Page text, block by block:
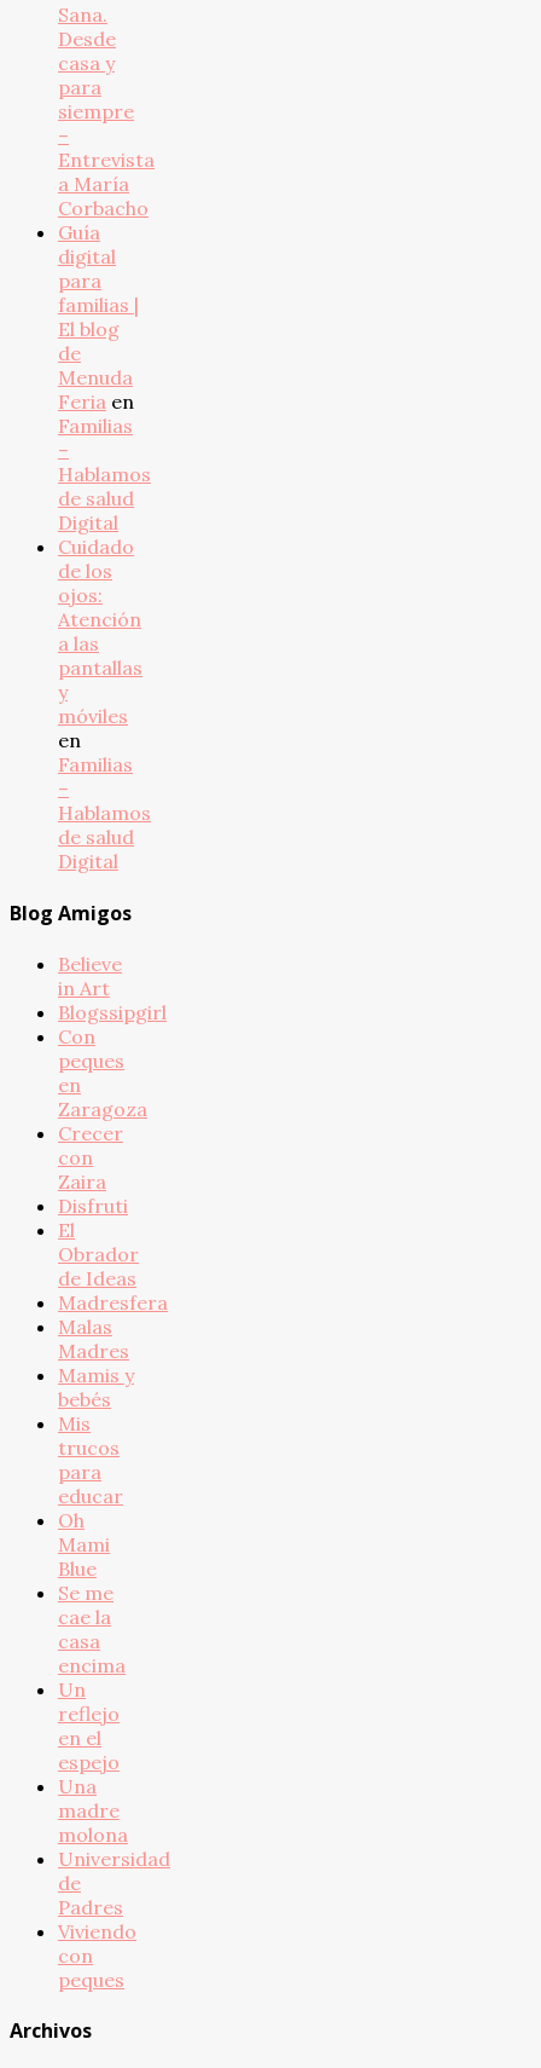
Sana.
Desde
casa y
para
siempre
–
Entrevista
a María
Corbacho
Guía
digital
para
familias |
El blog
de
Menuda
Feria en
Familias
–
Hablamos
de salud
Digital
Cuidado
de los
ojos:
Atención
a las
pantallas
y
móviles
en
Familias
–
Hablamos
de salud
Digital
Blog Amigos
Believe
in Art
Blogssipgirl
Con
peques
en
Zaragoza
Crecer
con
Zaira
Disfruti
El
Obrador
de Ideas
Madresfera
Malas
Madres
Mamis y
bebés
Mis
trucos
para
educar
Oh
Mami
Blue
Se me
cae la
casa
encima
Un
reflejo
en el
espejo
Una
madre
molona
Universidad
de
Padres
Viviendo
con
peques
Archivos